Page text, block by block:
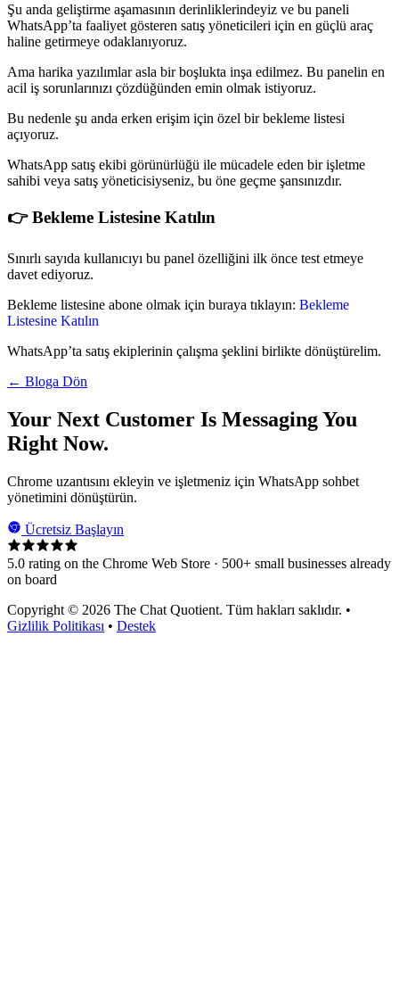
Şu anda geliştirme aşamasının derinliklerindeyiz ve bu paneli
WhatsApp’ta faaliyet gösteren satış yöneticileri için en güçlü araç
haline getirmeye odaklanıyoruz.
Ama harika yazılımlar asla bir boşlukta inşa edilmez. Bu panelin en
acil iş sorunlarınızı çözdüğünden emin olmak istiyoruz.
Bu nedenle şu anda erken erişim için özel bir bekleme listesi
açıyoruz.
WhatsApp satış ekibi görünürlüğü ile mücadele eden bir işletme
sahibi veya satış yöneticisiyseniz, bu öne geçme şansınızdır.
👉 Bekleme Listesine Katılın
Sınırlı sayıda kullanıcıyı bu panel özelliğini ilk önce test etmeye
davet ediyoruz.
Bekleme listesine abone olmak için buraya tıklayın: Bekleme
Listesine Katılın
WhatsApp’ta satış ekiplerinin çalışma şeklini birlikte dönüştürelim.
← Bloga Dön
Your Next Customer Is Messaging You
Right Now.
Chrome uzantısını ekleyin ve işletmeniz için WhatsApp sohbet
yönetimini dönüştürün.
Ücretsiz Başlayın
5.0 rating on the Chrome Web Store · 500+ small businesses already
on board
Copyright © 2026 The Chat Quotient. Tüm hakları saklıdır. •
Gizlilik Politikası • Destek